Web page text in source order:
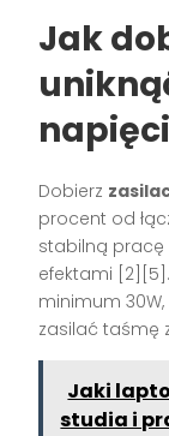
Jak
Dobierz
procent od
stabilną pracę
efektami
minimum
zasilać taśmę
Jaki
studia i